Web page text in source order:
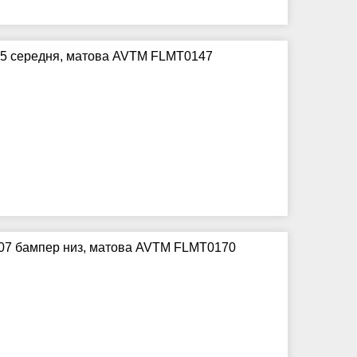
середня, матова AVTM FLMT0147
бампер низ, матова AVTM FLMT0170